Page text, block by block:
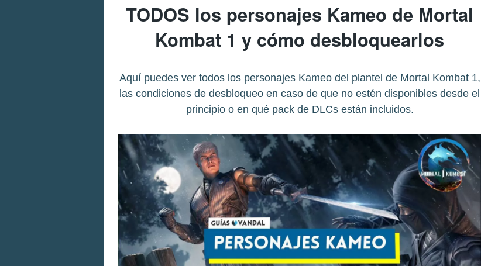
TODOS los personajes Kameo de Mortal
Kombat 1 y cómo desbloquearlos
Aquí puedes ver todos los personajes Kameo del plantel de Mortal Kombat 1,
las condiciones de desbloqueo en caso de que no estén disponibles desde el
principio o en qué pack de DLCs están incluidos.